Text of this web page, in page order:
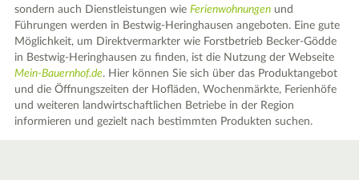
sondern auch Dienstleistungen wieFerienwohnungen und
Führungen werden in Bestwig-Heringhausen angeboten. Eine gute
Möglichkeit, um Direktvermarkter wie Forstbetrieb Becker-Gödde
in Bestwig-Heringhausen zu finden, ist die Nutzung der Webseite
Mein-Bauernhof.de. Hier können Sie sich über das Produktangebot
und die Öffnungszeiten der Hofläden, Wochenmärkte, Ferienhöfe
und weiteren landwirtschaftlichen Betriebe in der Region
informieren und gezielt nach bestimmten Produkten suchen.